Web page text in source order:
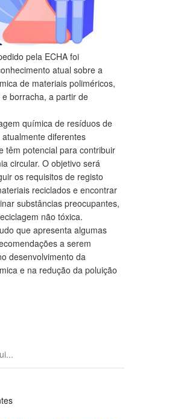
pela ECHA foi
atual sobre a
de materiais poliméricos,
borracha, a partir de
química de resíduos de
diferentes
têm potencial para contribuir
circular. O objetivo será
os requisitos de registo
reciclados e encontrar
substâncias preocupantes,
não tóxica.
que apresenta algumas
a serem
desenvolvimento da
e na redução da poluição